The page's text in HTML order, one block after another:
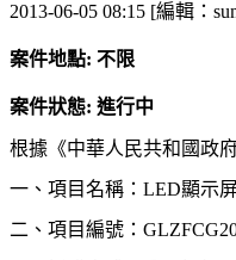
2013-06-05 08:15 [編輯：
案件地點: 不限
案件狀態: 進行中
根據《中華人民共和國政
一、項目名稱： LED顯示
二、項目編號：